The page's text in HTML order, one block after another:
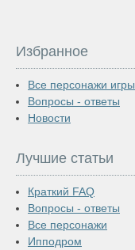
Избранное
Все персонажи игры
Вопросы - ответы
Новости
Лучшие статьи
Краткий FAQ
Вопросы - ответы
Все персонажи
Ипподром